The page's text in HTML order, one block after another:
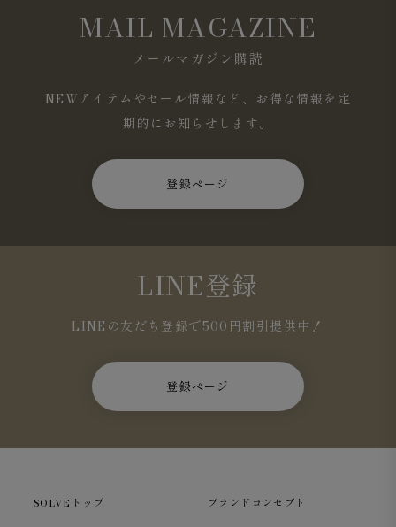
MAIL MAGAZINE
メールマガジン購読
NEWアイテムやセール情報など、お得な情報を定
期的にお知らせします。
登録ページ
LINE登録
LINEの友だち登録で500円割引提供中！
登録ページ
SOLVEトップ ブランドコンセプト